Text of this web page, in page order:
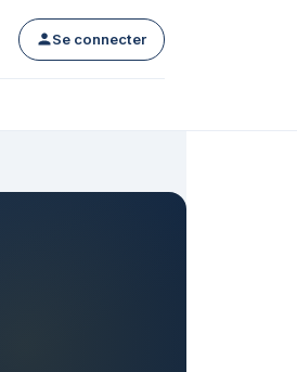
Se connecter